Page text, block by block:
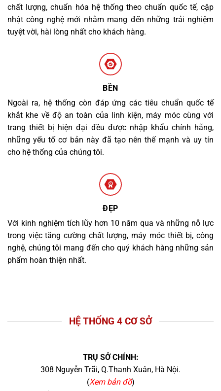
chất lượng, chuẩn hóa hệ thống theo chuẩn quốc tế, cập
nhật công nghệ mới nhằm mang đến những trải nghiệm
tuyệt vời, hài lòng nhất cho khách hàng.
BỀN
Ngoài ra, hệ thống còn đáp ứng các tiêu chuẩn quốc tế
khắt khe về độ an toàn của linh kiện, máy móc cùng với
trang thiết bị hiện đại đều được nhập khẩu chính hãng,
những yếu tố cơ bản này đã tạo nên thế mạnh và uy tín
cho hệ thống của chúng tôi.
ĐẸP
Với kinh nghiệm tích lũy hơn 10 năm qua và những nỗ lực
trong việc tăng cường chất lượng, máy móc thiết bị, công
nghệ, chúng tôi mang đến cho quý khách hàng những sản
phẩm hoàn thiện nhất.
HỆ THỐNG 4 CƠ SỞ
TRỤ SỞ CHÍNH:
308 Nguyễn Trãi, Q.Thanh Xuân, Hà Nội.
(Xem bản đồ)